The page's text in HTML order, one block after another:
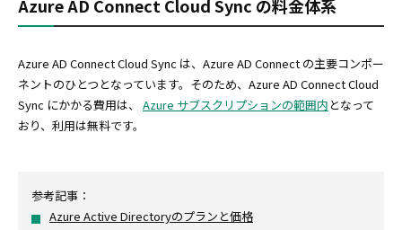
Azure AD Connect Cloud Sync の料金体系
Azure AD Connect Cloud Sync は、Azure AD Connect の主要コンポー
ネントのひとつとなっています。そのため、Azure AD Connect Cloud
Sync にかかる費用は、 Azure サブスクリプションの範囲内 となって
おり、利用は無料です。
参考記事：
Azure Active Directoryのプランと価格